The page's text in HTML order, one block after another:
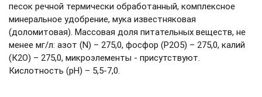
песок речной термически обработанный, комплексное
минеральное удобрение, мука известняковая
(доломитовая). Массовая доля питательных веществ, не
менее мг/л: азот (N) – 275,0, фосфор (Р2О5) – 275,0, калий
(К2О) – 275,0, микроэлементы - присутствуют.
Кислотность (рН) – 5,5-7,0.